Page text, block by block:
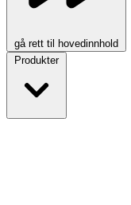
gå rett til hovedinnhold
Produkter